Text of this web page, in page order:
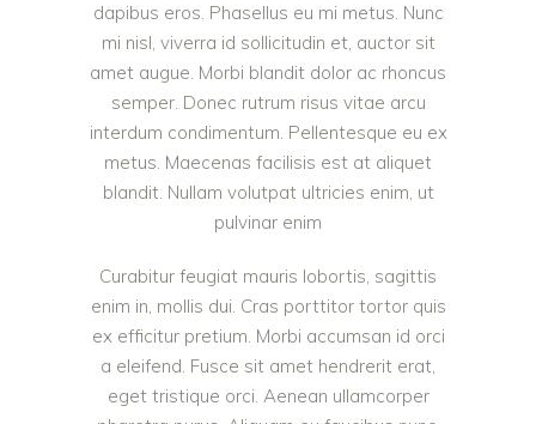
dapibus eros. Phasellus eu mi metus. Nunc
mi nisl, viverra id sollicitudin et, auctor sit
amet augue. Morbi blandit dolor ac rhoncus
semper. Donec rutrum risus vitae arcu
interdum condimentum. Pellentesque eu ex
metus. Maecenas facilisis est at aliquet
blandit. Nullam volutpat ultricies enim, ut
pulvinar enim
Curabitur feugiat mauris lobortis, sagittis
enim in, mollis dui. Cras porttitor tortor quis
ex efficitur pretium. Morbi accumsan id orci
a eleifend. Fusce sit amet hendrerit erat,
eget tristique orci. Aenean ullamcorper